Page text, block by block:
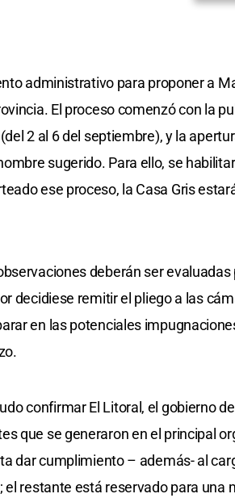
administrativo para proponer a
El proceso comenzó con la
2 al 6 del septiembre), y la
sugerido. Para ello, se
ese proceso, la Casa Gris
deberán ser evaluadas
decidiese remitir el pliego a las
en las potenciales
confirmar El Litoral, el gobierno
que se generaron en el principal
dar cumplimiento – además- al
restante está reservado para una